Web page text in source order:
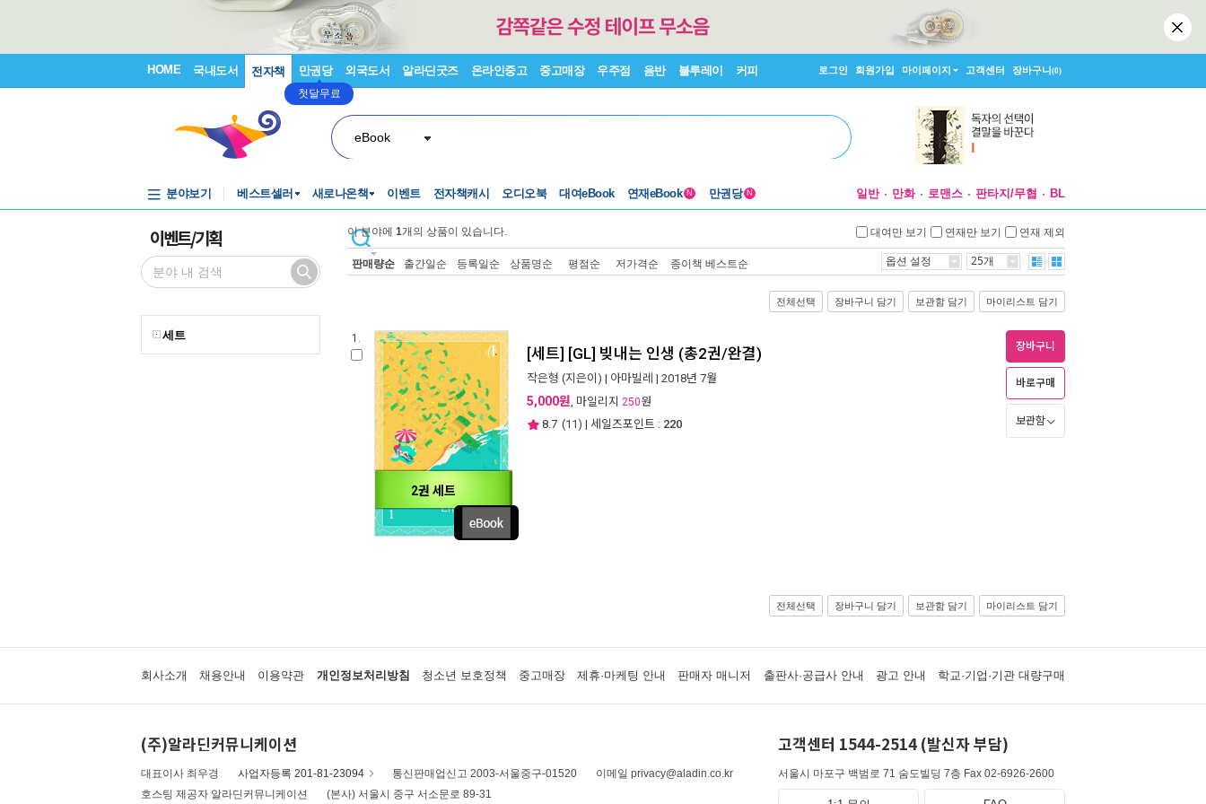
HOME 국내도서 전자책 만권당
첫달무료
외국도서 알라딘굿즈 온라인중고 중고매장 우주점 음반 블루레이 커피 로그인 회원가입 마이페이지 고객센터 장바구니(0)
eBook
분야보기 베스트셀러 새로나온책 이벤트 전자책캐시 오디오북 대여eBook 연재eBook N 만권당 N 일반 만화 로맨스 판타지/무협 BL
이벤트/기획
세트
이 분야에 1개의 상품이 있습니다. 대여만 보기 연재만 보기 연재 제외
판매량순 출간일순 등록일순 상품명순 평점순 저가격순 종이책 베스트순 옵션 설정 25개
전체선택 장바구니 담기 보관함 담기 마이리스트 담기
1.
2권 세트
[세트] [GL] 빚내는 인생 (총2권/완결)
작은형 (지은이) | 아마빌레 | 2018년 7월
5,000원, 마일리지 250원
8.7 (11) | 세일즈포인트 : 220
장바구니
바로구매
보관함
전체선택 장바구니 담기 보관함 담기 마이리스트 담기
회사소개 채용안내 이용약관 개인정보처리방침 청소년 보호정책 중고매장 제휴·마케팅 안내 판매자 매니저 출판사·공급사 안내 광고 안내 학교·기업·기관 대량구매
(주)알라딘커뮤니케이션
대표이사 최우경 사업자등록 201-81-23094 통신판매업신고 2003-서울중구-01520
이메일 privacy@aladin.co.kr
호스팅 제공자 알라딘커뮤니케이션
(본사) 서울시 중구 서소문로 89-31
고객센터 1544-2514 (발신자 부담)
서울시 마포구 백범로 71 숨도빌딩 7층 Fax 02-6926-2600